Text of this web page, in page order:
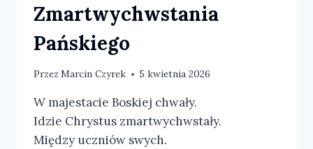
Zmartwychwstania
Pańskiego
Przez Marcin Czyrek 5 kwietnia 2026
W majestacie Boskiej chwały.
Idzie Chrystus zmartwychwstały.
Między uczniów swych.